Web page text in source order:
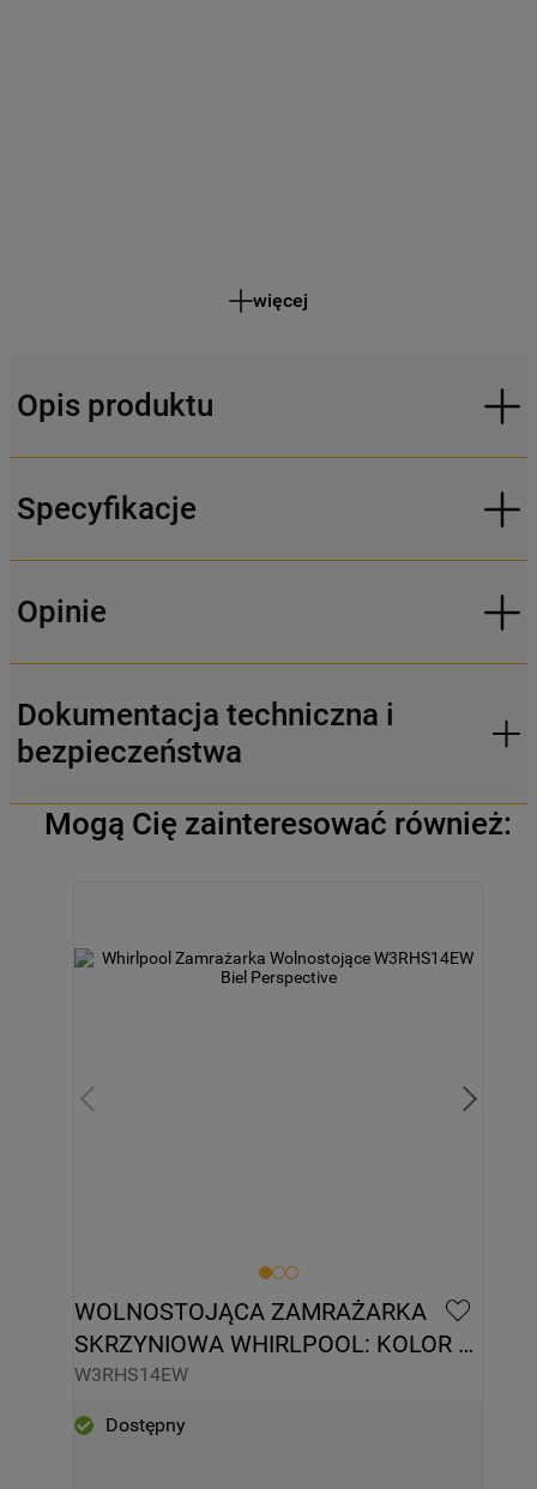
więcej
Opis produktu
Specyfikacje
Opinie
Dokumentacja techniczna i
bezpieczeństwa
Mogą Cię zainteresować również:
WOLNOSTOJĄCA ZAMRAŻARKA
SKRZYNIOWA WHIRLPOOL: KOLOR
BIAŁY - W3RHS14EW
W3RHS14EW
Dostępny